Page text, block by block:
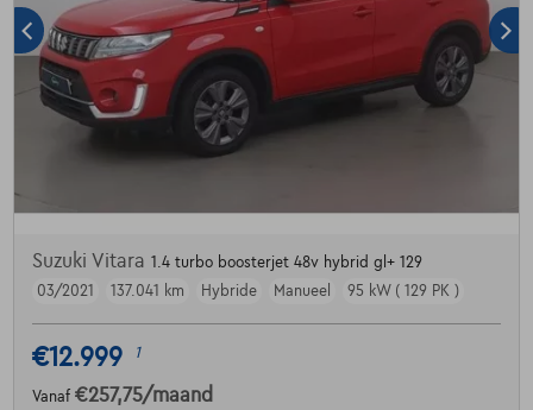
Suzuki Vitara 1.4 turbo boosterjet 48v hybrid gl+ 129
03/2021
137.041 km Hybride Manueel 95 kW ( 129 PK )
€12.999 1
Vanaf €257,75/maand